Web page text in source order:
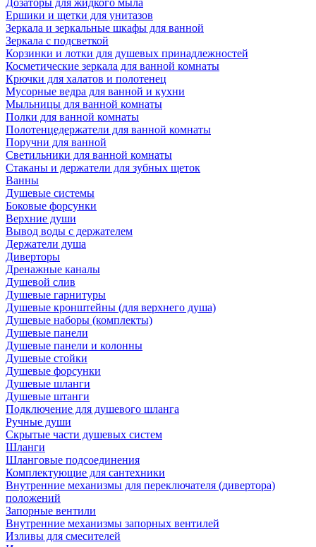
Дозаторы для жидкого мыла
Ершики и щетки для унитазов
Зеркала и зеркальные шкафы для ванной
Зеркала с подсветкой
Корзинки и лотки для душевых принадлежностей
Косметические зеркала для ванной комнаты
Крючки для халатов и полотенец
Мусорные ведра для ванной и кухни
Мыльницы для ванной комнаты
Полки для ванной комнаты
Полотенцедержатели для ванной комнаты
Поручни для ванной
Светильники для ванной комнаты
Стаканы и держатели для зубных щеток
Ванны
Душевые системы
Боковые форсунки
Верхние души
Вывод воды с держателем
Держатели душа
Диверторы
Дренажные каналы
Душевой слив
Душевые гарнитуры
Душевые кронштейны (для верхнего душа)
Душевые наборы (комплекты)
Душевые панели
Душевые панели и колонны
Душевые стойки
Душевые форсунки
Душевые шланги
Душевые штанги
Подключение для душевого шланга
Ручные души
Скрытые части душевых систем
Шланги
Шланговые подсоединения
Комплектующие для сантехники
Внутренние механизмы для переключателя (дивертора)
положений
Запорные вентили
Внутренние механизмы запорных вентилей
Изливы для смесителей